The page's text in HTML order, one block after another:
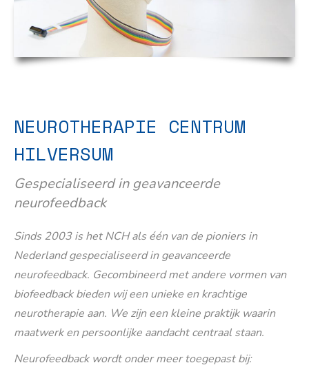
NEUROTHERAPIE CENTRUM
HILVERSUM
Gespecialiseerd in geavanceerde
neurofeedback
Sinds 2003 is het NCH als één van de pioniers in
Nederland gespecialiseerd in geavanceerde
neurofeedback. Gecombineerd met andere vormen van
biofeedback bieden wij een unieke en krachtige
neurotherapie aan. We zijn een kleine praktijk waarin
maatwerk en persoonlijke aandacht centraal staan.
Neurofeedback wordt onder meer toegepast bij: